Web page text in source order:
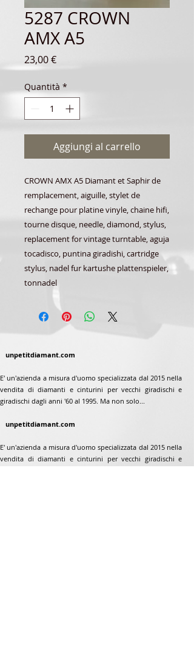
5287 CROWN
AMX A5
23,00 €Prezzo
Quantità *
Aggiungi al carrello
CROWN AMX A5 Diamant et Saphir de
remplacement, aiguille, stylet de
rechange pour platine vinyle, chaine hifi,
tourne disque, needle, diamond, stylus,
replacement for vintage turntable, aguja
tocadisco, puntina giradishi, cartridge
stylus, nadel fur kartushe plattenspieler,
tonnadel
unpetitdiamant.com
E' un'azienda a misura d'uomo specializzata dal 2015 nella
vendita di diamanti e cinturini per vecchi giradischi e
giradischi dagli anni '60 al 1995. Ma non solo...
unpetitdiamant.com
E' un'azienda a misura d'uomo specializzata dal 2015 nella
vendita di diamanti e cinturini per vecchi giradischi e